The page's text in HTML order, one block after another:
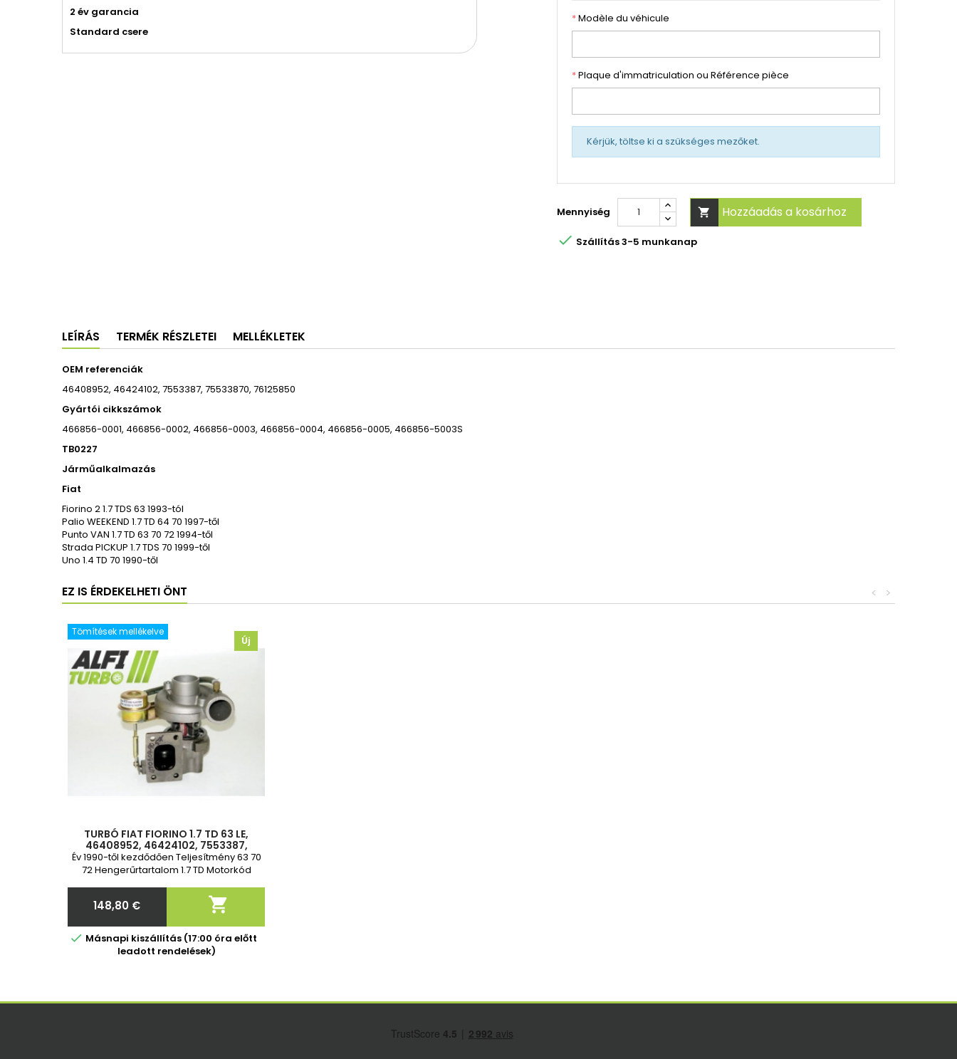
2 év garancia
Standard csere
*Modèle du véhicule
*Plaque d'immatriculation ou Référence pièce
Kérjük, töltse ki a szükséges mezőket.
Mennyiség  Hozzáadás a kosárhoz
 Szállítás 3-5 munkanap
LEÍRÁS TERMÉK RÉSZLETEI MELLÉKLETEK
OEM referenciák
46408952, 46424102, 7553387, 75533870, 76125850
Gyártói cikkszámok
466856-0001, 466856-0002, 466856-0003, 466856-0004, 466856-0005, 466856-5003S
TB0227
Járműalkalmazás
Fiat
Fiorino 2 1.7 TDS 63 1993-tól
Palio WEEKEND 1.7 TD 64 70 1997-től
Punto VAN 1.7 TD 63 70 72 1994-től
Strada PICKUP 1.7 TDS 70 1999-től
Uno 1.4 TD 70 1990-től
EZ IS ÉRDEKELHETI ÖNT >
<
Tömítések mellékelve
Új
TURBÓ FIAT FIORINO 1.7 TD 63 LE,
46408952, 46424102, 7553387,
75533870, 76125850, 466856-0001,
466856-0002, 466856-0003
Év 1990-től kezdődően Teljesítmény 63 70
72 Hengerűrtartalom 1.7 TD Motorkód
Ár
148,80 € 
 Másnapi kiszállítás (17:00 óra előtt
leadott rendelések)